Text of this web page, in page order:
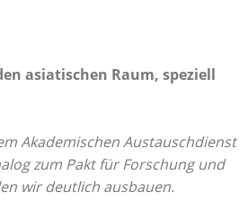
asiatischen Raum, speziell
Akademischen Austauschdienst
zum Pakt für Forschung und
wir deutlich ausbauen.